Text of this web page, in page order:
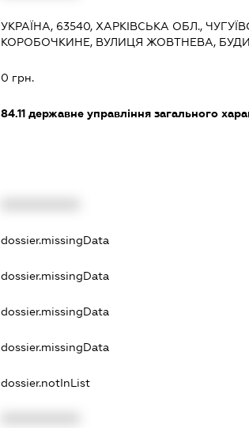
УКРАЇНА, 63540, ХАРКІВСЬКА ОБЛ.,
КОРОБОЧКИНЕ, ВУЛИЦЯ ЖОВТНЕВА,
0 грн.
84.11 державне управління загального
dossier.missingData
dossier.missingData
dossier.missingData
dossier.missingData
dossier.notInList